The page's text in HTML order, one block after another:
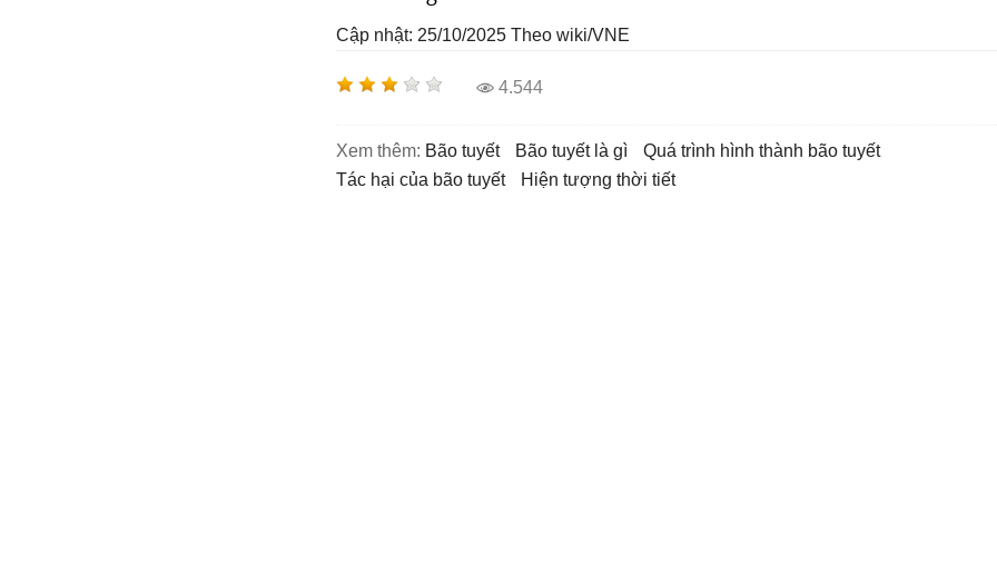
Cập nhật: 25/10/2025 Theo wiki/VNE
4.544
Xem thêm: bão tuyết bão tuyết là gì
quá trình hình thành bão tuyết
tác hại của bão tuyết
hiện tượng thời tiết